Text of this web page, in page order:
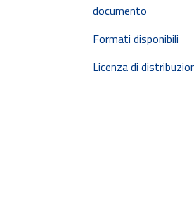
documento
Formati disponibili
Licenza di